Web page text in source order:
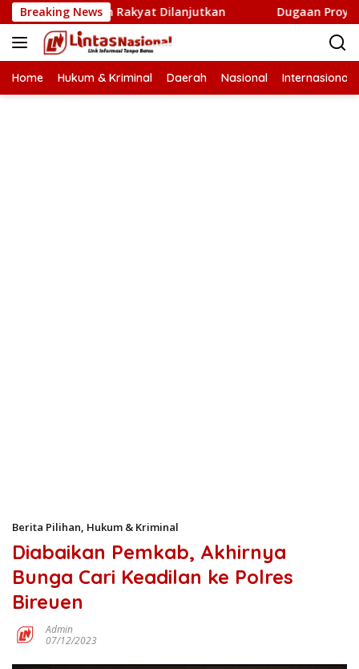
Langsung
ke
konten
Breaking News
Sawah Rakyat Dilanjutkan Dugaan Proyek
Home Hukum & Kriminal Daerah Nasional Internasional
Berita Pilihan, Hukum & Kriminal
Diabaikan Pemkab, Akhirnya
Bunga Cari Keadilan ke Polres
Bireuen
Admin
07/12/2023